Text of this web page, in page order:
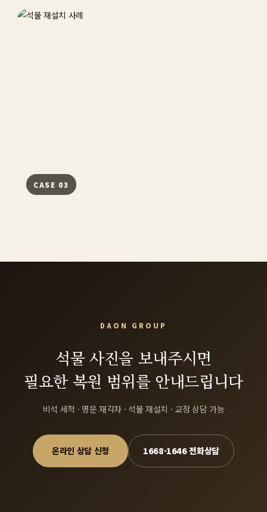
CASE 03
DAON GROUP
석물 사진을 보내주시면
필요한 복원 범위를 안내드립니다
비석 세척 · 명문 재각자 · 석물 재설치 · 교정 상담 가능
온라인 상담 신청 1668-1646 전화상담